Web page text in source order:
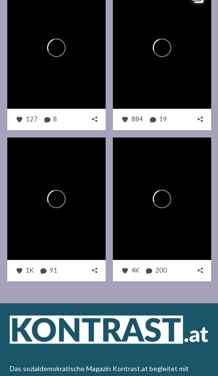
127 8 884 19
1K 91 4K 200
Das sozialdemokratische Magazin Kontrast.at begleitet mit